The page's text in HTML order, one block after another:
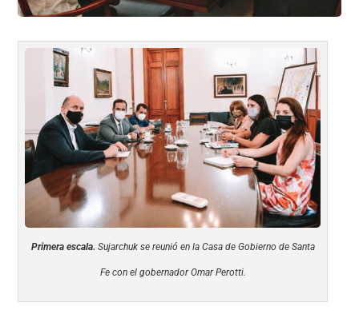
Primera escala. Sujarchuk se reunió en la Casa de Gobierno de Santa
Fe con el gobernador Omar Perotti.